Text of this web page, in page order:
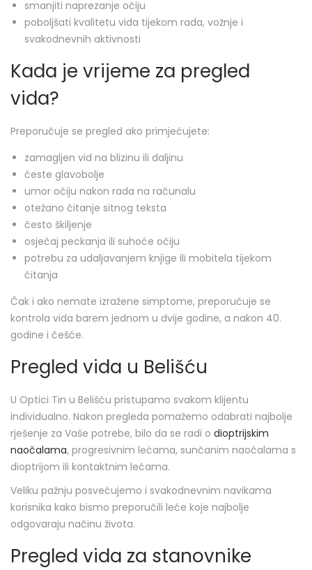
smanjiti naprezanje očiju
poboljšati kvalitetu vida tijekom rada, vožnje i
svakodnevnih aktivnosti
Kada je vrijeme za pregled
vida?
Preporučuje se pregled ako primjećujete:
zamagljen vid na blizinu ili daljinu
česte glavobolje
umor očiju nakon rada na računalu
otežano čitanje sitnog teksta
često škiljenje
osjećaj peckanja ili suhoće očiju
potrebu za udaljavanjem knjige ili mobitela tijekom
čitanja
Čak i ako nemate izražene simptome, preporučuje se
kontrola vida barem jednom u dvije godine, a nakon 40.
godine i češće.
Pregled vida u Belišću
U Optici Tin u Belišću pristupamo svakom klijentu
individualno. Nakon pregleda pomažemo odabrati najbolje
rješenje za Vaše potrebe, bilo da se radi o dioptrijskim
naočalama, progresivnim lećama, sunčanim naočalama s
dioptrijom ili kontaktnim lećama.
Veliku pažnju posvećujemo i svakodnevnim navikama
korisnika kako bismo preporučili leće koje najbolje
odgovaraju načinu života.
Pregled vida za stanovnike